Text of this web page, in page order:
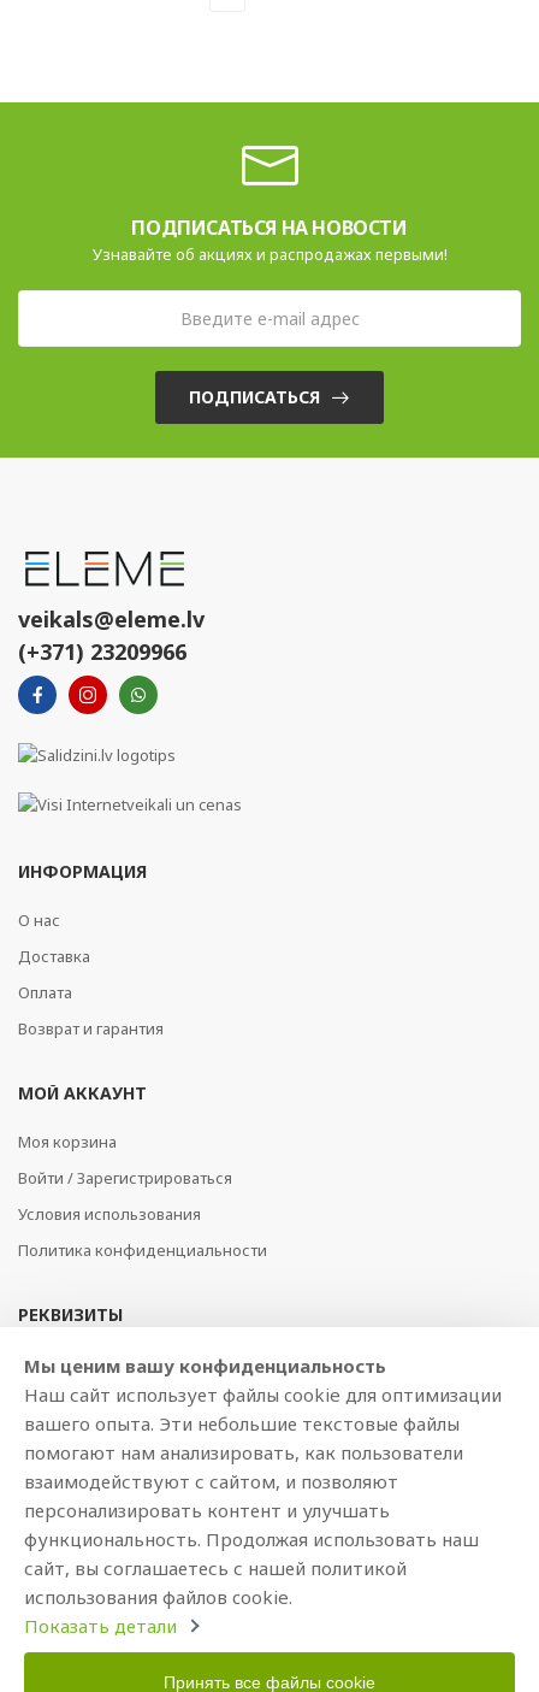
ПОДПИСАТЬСЯ НА НОВОСТИ
Узнавайте об акциях и распродажах первыми!
ПОДПИСАТЬСЯ
veikals@eleme.lv
(+371) 23209966
ИНФОРМАЦИЯ
О нас
Доставка
Оплата
Возврат и гарантия
МОЙ АККАУНТ
Моя корзина
Войти / Зарегистрироваться
Условия использования
Политика конфиденциальности
РЕКВИЗИТЫ
SIA BAJTEL.LV
Reģ Nr. 40003979897
Brīvības gatve 214b, Rīga, LV-1039, Latvija
AS Swedbank, HABALV22
LV53HABA0551019240274
Мы ценим вашу конфиденциальность
Наш сайт использует файлы cookie для оптимизации
вашего опыта. Эти небольшие текстовые файлы
помогают нам анализировать, как пользователи
взаимодействуют с сайтом, и позволяют
персонализировать контент и улучшать
функциональность. Продолжая использовать наш
сайт, вы соглашаетесь с нашей политикой
использования файлов cookie.
Показать детали
Принять все файлы cookie